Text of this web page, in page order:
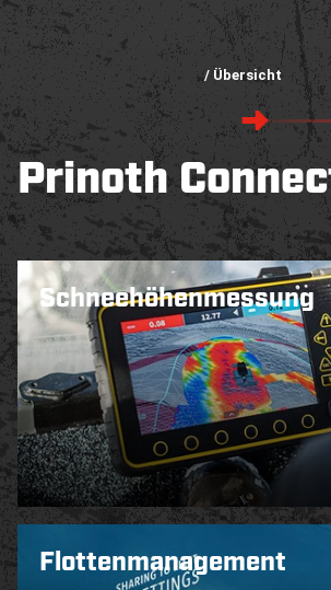
/ Übersicht
Prinoth
Schneehöhen­messung
Flotten­management